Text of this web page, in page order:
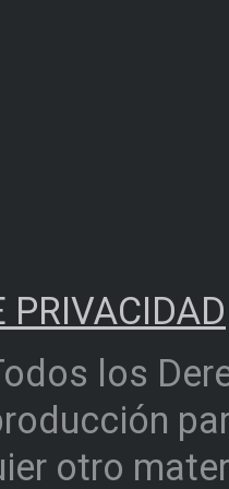
PRIVACIDAD
los
otro